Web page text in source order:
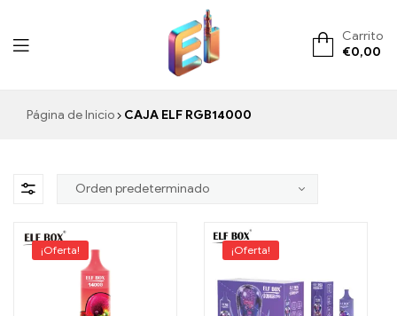
ElementVape.de
Carrito
€0,00
Página de Inicio CAJA ELF RGB14000
¡Oferta! ¡Oferta!